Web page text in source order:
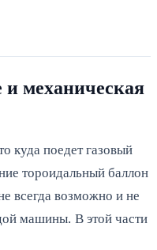
и механическая
куда поедет газовый
тороидальный баллон
всегда возможно и не
машины. В этой части